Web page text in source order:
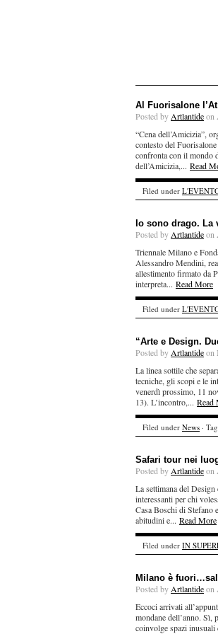
Al Fuorisalone
Posted by Artlantideon
“Cena dell’Amicizia”,
contesto del
confronta con il mondo
dell’Amicizia,... Read
Filed under
Io sono drago.
Posted by Artlantideon
Triennale Milano e
Alessandro Mendini,
allestimento firmato da
interpreta... Read More
Filed under
“Arte e Design.
Posted by Artlantideon
La linea sottile che
tecniche, gli scopi e le
venerdì prossimo, 11
13). L’incontro,... Read
Filed under News ·
Safari tour nei
Posted by Artlantideon
La settimana del
interessanti per chi
Casa Boschi di Stefano
abitudini e... Read More
Filed under IN
Milano è
Posted by Artlantideon
Eccoci arrivati
mondane dell’anno. Sì,
coinvolge spazi inusuali